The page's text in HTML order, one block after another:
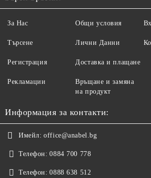
За Нас
Търсене
Регистрация
Рекламации
Общи условия
Лични Данни
Доставка и плащане
Връщане и замяна
на продукт
Информация за контакти:
Имейл: office@anabel.bg
Телефон: 0884 700 778
Телефон: 0888 638 512